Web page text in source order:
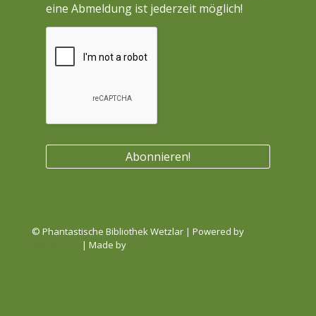
eine Abmeldung ist jederzeit möglich!
© Phantastische Bibliothek Wetzlar | Powered by
| Made by